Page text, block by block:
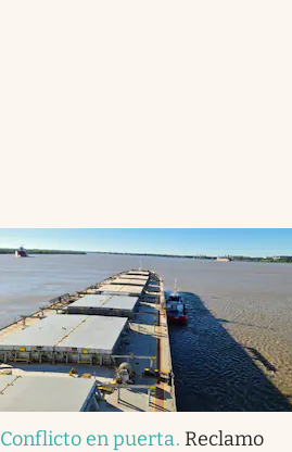
Conflicto en puerta. Reclamo